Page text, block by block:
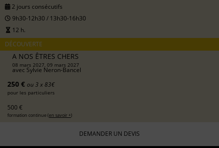
2 jours consécutifs
9h30-12h30 / 13h30-16h30
12 h.
DÉCOUVERTE
A NOS ÊTRES CHERS
08 mars 2027, 09 mars 2027
avec Sylvie Neron-Bancel
250 € ou 3 x 83€
pour les particuliers
500 €
formation continue (en savoir +)
DEMANDER UN DEVIS